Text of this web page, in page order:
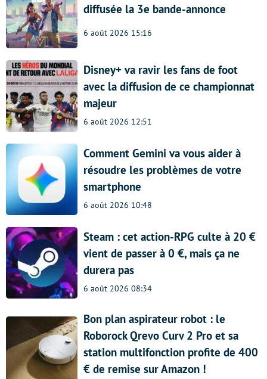
diffusée la 3e bande-annonce
6 août 2026 15:16
Disney+ va ravir les fans de foot
avec la diffusion de ce championnat
majeur
6 août 2026 12:51
Comment Gemini va vous aider à
résoudre les problèmes de votre
smartphone
6 août 2026 10:48
Steam : cet action-RPG culte à 20 €
vient de passer à 0 €, mais ça ne
durera pas
6 août 2026 08:34
Bon plan aspirateur robot : le
Roborock Qrevo Curv 2 Pro et sa
station multifonction profite de 400
€ de remise sur Amazon !